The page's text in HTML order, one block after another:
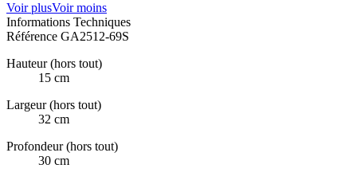
Voir plusVoir moins
Informations Techniques
Référence GA2512-69S
Hauteur (hors tout)
15 cm
Largeur (hors tout)
32 cm
Profondeur (hors tout)
30 cm